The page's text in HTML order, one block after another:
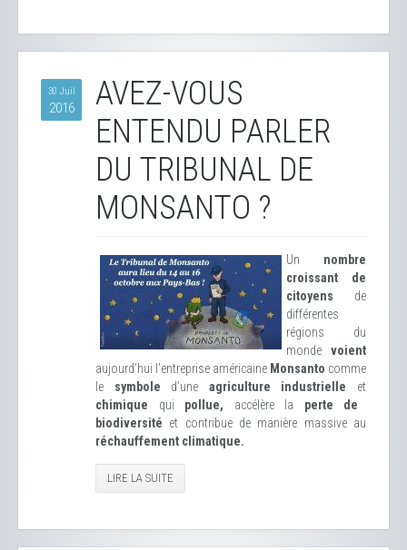
30 Juil
2016
AVEZ-VOUS
ENTENDU PARLER
DU TRIBUNAL DE
MONSANTO ?
Un nombre
croissant de
citoyens de
différentes
régions du
monde voient
aujourd’hui l’entreprise américaine Monsanto comme
le symbole d’une agriculture industrielle et
chimique qui pollue, accélère la perte de
biodiversité et contribue de manière massive au
réchauffement climatique.
LIRE LA SUITE